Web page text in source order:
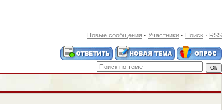
Новые сообщения · Участники · Поиск · RSS